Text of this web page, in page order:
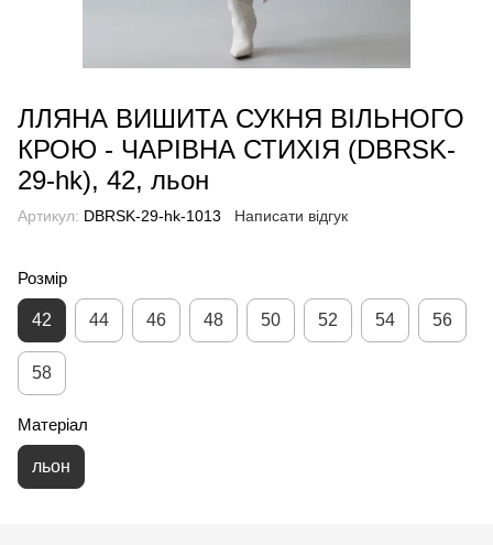
ЛЛЯНА ВИШИТА СУКНЯ ВІЛЬНОГО
КРОЮ - ЧАРІВНА СТИХІЯ (DBRSK-
29-hk), 42, льон
Артикул: DBRSK-29-hk-1013 Написати відгук
Розмір
42 44 46 48 50 52 54 56
58
Матеріал
льон